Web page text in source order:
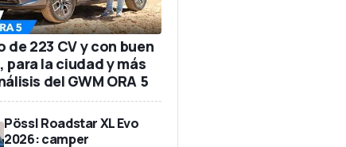
de 223 CV y con buen
para la ciudad y más
del GWM ORA 5
Pössl Roadstar XL Evo
2026: camper